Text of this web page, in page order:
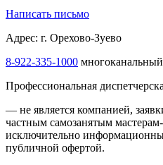
Написать письмо
Адрес: г. Орехово-Зуево
8-922-335-1000 многоканальный
Профессиональная
— не является компанией,
частным самозанятым
исключительно
публичной офертой.